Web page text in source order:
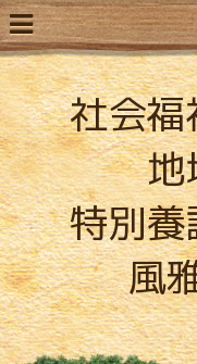
社会
地
特別
風